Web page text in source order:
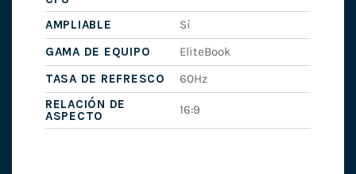
AMPLIABLE
Sí
GAMA DE EQUIPO
EliteBook
TASA DE REFRESCO
60Hz
RELACIÓN DE
ASPECTO
16:9